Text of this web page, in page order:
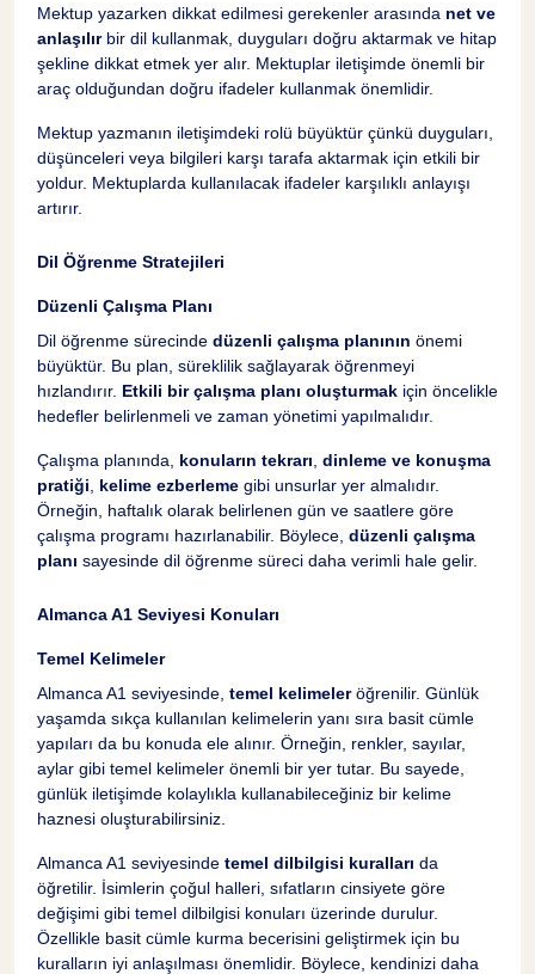
Mektup yazarken dikkat edilmesi gerekenler arasında net ve
anlaşılırbir dil kullanmak, duyguları doğru aktarmak ve hitap
şekline dikkat etmek yer alır. Mektuplar iletişimde önemli bir
araç olduğundan doğru ifadeler kullanmak önemlidir.
Mektup yazmanın iletişimdeki rolü büyüktür çünkü duyguları,
düşünceleri veya bilgileri karşı tarafa aktarmak için etkili bir
yoldur. Mektuplarda kullanılacak ifadeler karşılıklı anlayışı
artırır.
Dil Öğrenme Stratejileri
Düzenli Çalışma Planı
Dil öğrenme sürecinde düzenli çalışma planının önemi
büyüktür. Bu plan, süreklilik sağlayarak öğrenmeyi
hızlandırır. Etkili bir çalışma planı oluşturmak için öncelikle
hedefler belirlenmeli ve zaman yönetimi yapılmalıdır.
Çalışma planında, konuların tekrarı dinleme ve konuşma
pratiği
kelime ezberleme gibi unsurlar yer almalıdır.
Örneğin, haftalık olarak belirlenen gün ve saatlere göre
çalışma programı hazırlanabilir. Böylece, düzenli çalışma
planı sayesinde dil öğrenme süreci daha verimli hale gelir.
Almanca A1 Seviyesi Konuları
Temel Kelimeler
Almanca A1 seviyesinde, temel kelimeleröğrenilir. Günlük
yaşamda sıkça kullanılan kelimelerin yanı sıra basit cümle
yapıları da bu konuda ele alınır. Örneğin, renkler, sayılar,
aylar gibi temel kelimeler önemli bir yer tutar. Bu sayede,
günlük iletişimde kolaylıkla kullanabileceğiniz bir kelime
haznesi oluşturabilirsiniz.
Almanca A1 seviyesinde temel dilbilgisi kuralları da
öğretilir. İsimlerin çoğul halleri, sıfatların cinsiyete göre
değişimi gibi temel dilbilgisi konuları üzerinde durulur.
Özellikle basit cümle kurma becerisini geliştirmek için bu
kuralların iyi anlaşılması önemlidir. Böylece, kendinizi daha